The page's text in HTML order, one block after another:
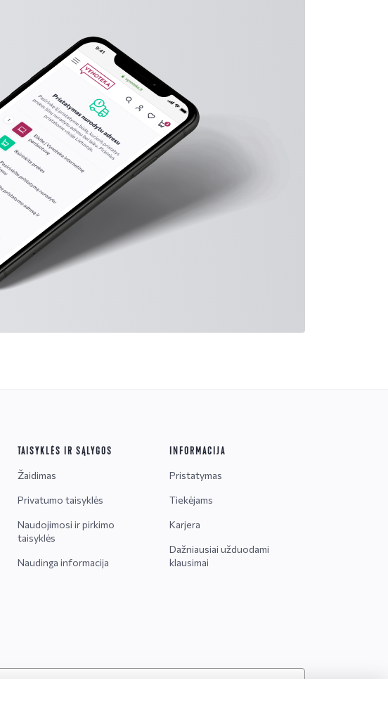
TAISYKLĖS IR SĄLYGOS
Žaidimas
Privatumo taisyklės
Naudojimosi ir pirkimo
taisyklės
Naudinga informacija
INFORMACIJA
Pristatymas
Tiekėjams
Karjera
Dažniausiai užduodami
klausimai